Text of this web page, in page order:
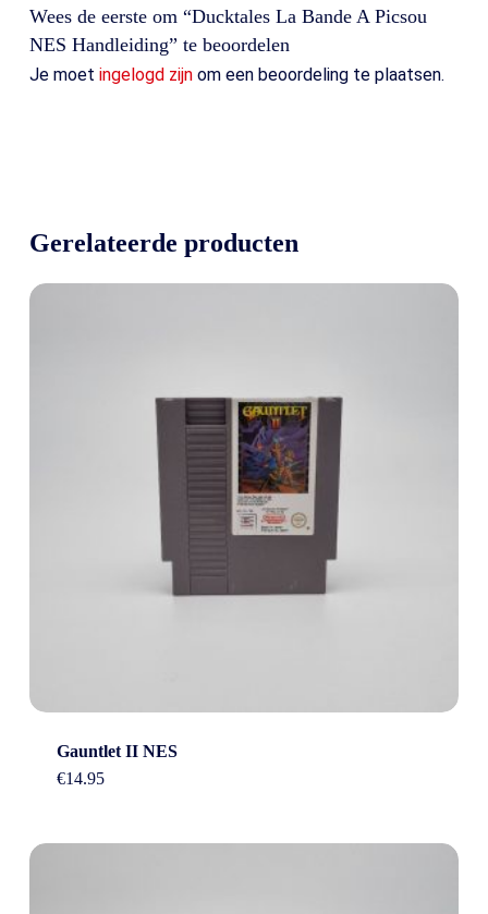
Wees de eerste om “Ducktales La Bande A Picsou
NES Handleiding” te beoordelen
Je moet ingelogd zijnom een beoordeling te plaatsen.
Gerelateerde producten
Gauntlet II NES
€14.95